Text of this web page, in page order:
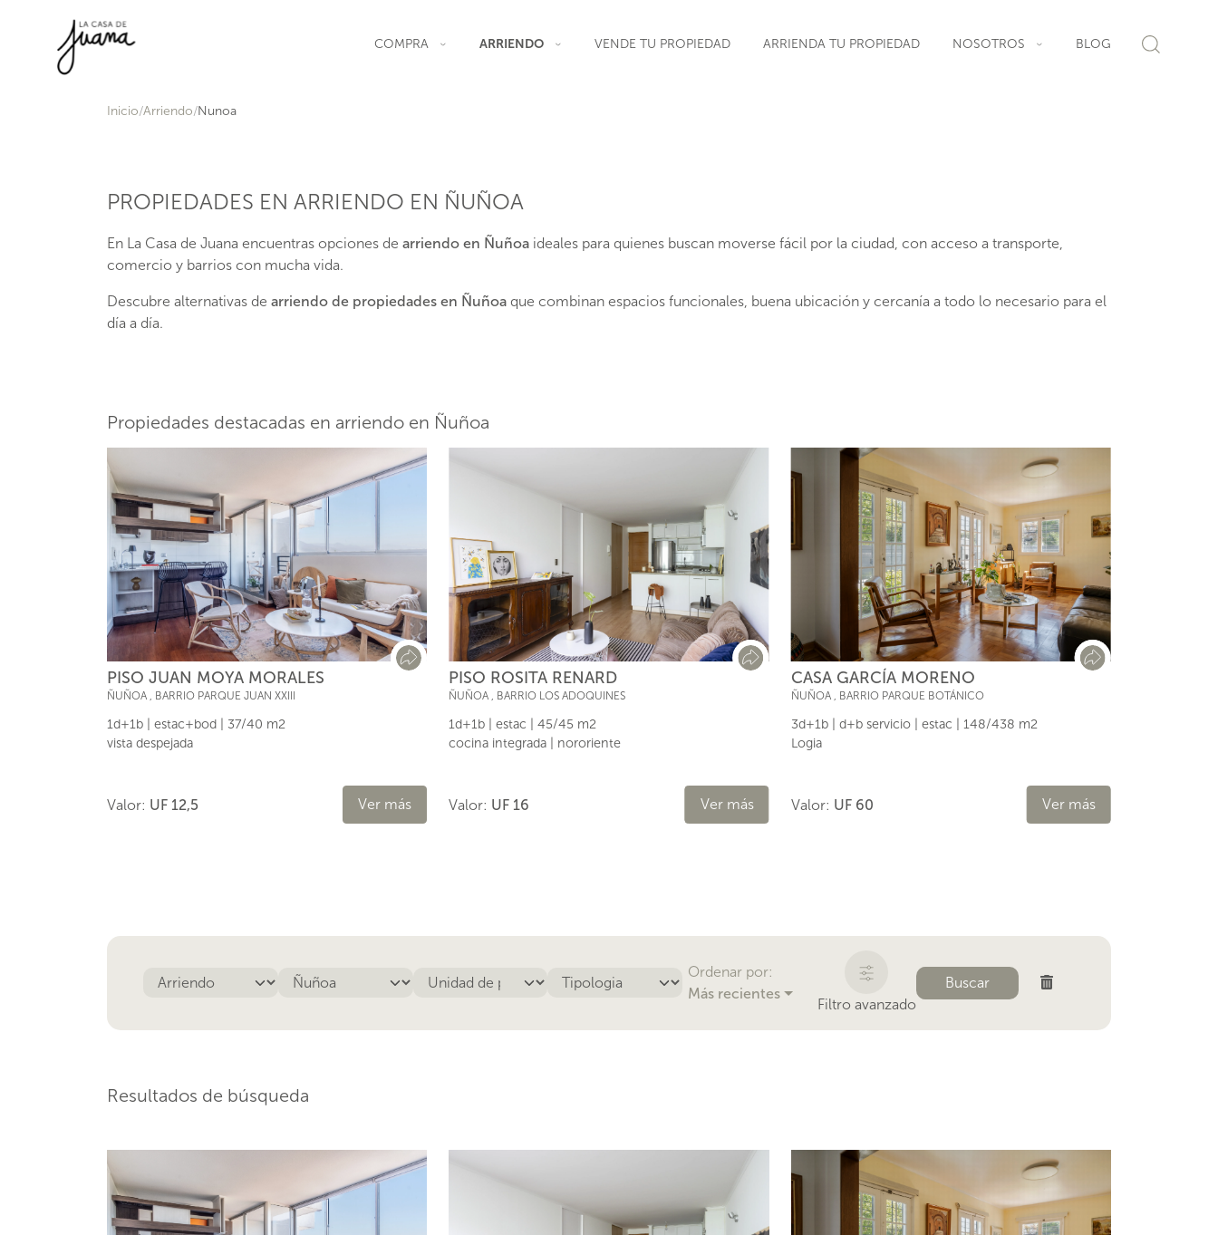
COMPRA ARRIENDO VENDE TU PROPIEDAD ARRIENDA TU PROPIEDAD NOSOTROS BLOG
Inicio Arriendo Nunoa
PROPIEDADES EN ARRIENDO EN ÑUÑOA
En La Casa de Juana encuentras opciones de arriendo en Ñuñoa ideales para quienes buscan moverse fácil por la ciudad, con acceso a transporte,
comercio y barrios con mucha vida.
Descubre alternativas de arriendo de propiedades en Ñuñoa que combinan espacios funcionales, buena ubicación y cercanía a todo lo necesario para el
día a día.
Propiedades destacadas en arriendo en Ñuñoa
PISO JUAN MOYA MORALES
ÑUÑOA BARRIO PARQUE JUAN XXIII
1d+1b | estac+bod | 37/40 m2
vista despejada
Valor: UF 12,5 Ver más
PISO ROSITA RENARD
ÑUÑOA BARRIO LOS ADOQUINES
1d+1b | estac | 45/45 m2
cocina integrada | nororiente
Valor: UF 16 Ver más
CASA GARCÍA MORENO
ÑUÑOA, BARRIO PARQUE BOTÁNICO
3d+1b | d+b servicio | estac | 148/438 m2
Logia
Valor: UF 60 Ver más
Ordenar por:
Más recientes
Filtro avanzado
Buscar
Resultados de búsqueda